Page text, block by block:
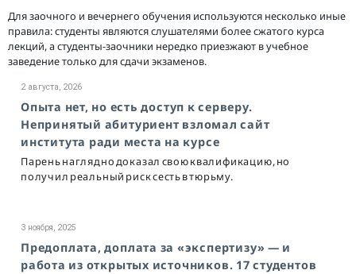
Для заочного и вечернего обучения используются несколько иные
правила: студенты являются слушателями более сжатого курса
лекций, а студенты-заочники нередко приезжают в учебное
заведение только для сдачи экзаменов.
2 августа, 2026
Опыта нет, но есть доступ к серверу.
Непринятый абитуриент взломал сайт
института ради места на курсе
Парень наглядно доказал свою квалификацию, но
получил реальный риск сесть в тюрьму.
3 ноября, 2025
Предоплата, доплата за «экспертизу» — и
работа из открытых источников. 17 студентов